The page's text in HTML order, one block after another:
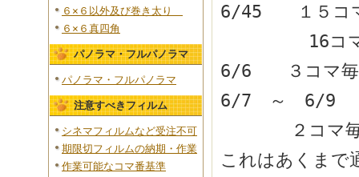
６×６以外及び巻き太り
６×６真四角
パノラマ・フルパノラマ
パノラマ・フルパノラマ
注意すべきフィルム
シネマフィルムなど受注不可
期限切フィルムの納期・作業
作業可能なコマ番基準
6/45 １５コマ
16コマ撮影
6/6 ３コマ毎
6/7 ～ 6/9
２コマ毎
これはあくまで